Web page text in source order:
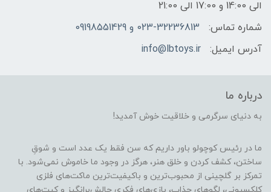
الی 14:00 و 17:00 الی 21:00
شماره تماس:
023-32236813 و 09198551429
آدرس ایمیل:
info@lbtoys.ir
درباره ما
به دنیای سرگرمی و خلاقیت خوش آمدید!
ما در رئیس کوچولو باور داریم که سن فقط یک عدد است و شوقِ
ساختن، کشف کردن و خلق هنر، هرگز در وجود ما خاموش نمی‌شود. با
تمرکز بر گلچینی از محبوب‌ترین و باکیفیت‌ترین ماکت‌های فلزی
کلکسیونی، لگوهای جذاب، بازی‌های فکری چالش‌برانگیز و کیت‌های